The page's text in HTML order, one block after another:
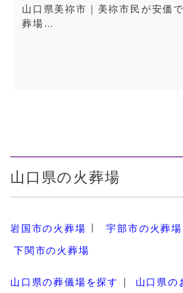
山口県美祢市｜美祢市民が安価
葬場…
山口県の火葬場
岩国市の火葬場 宇部市の火葬場
下関市の火葬場
山口県の葬儀場を探す
山口県の